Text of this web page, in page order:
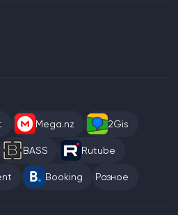
Mega.nz 2Gis
BASS Rutube
Booking Разное